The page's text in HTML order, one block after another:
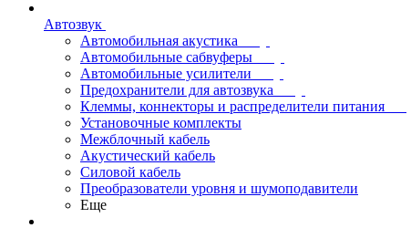
Автозвук
Автомобильная акустика
Автомобильные сабвуферы
Автомобильные усилители
Предохранители для автозвука
Клеммы, коннекторы и распределители питания
Установочные комплекты
Межблочный кабель
Акустический кабель
Силовой кабель
Преобразователи уровня и шумоподавители
Еще